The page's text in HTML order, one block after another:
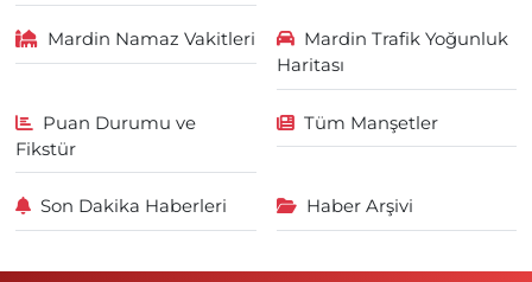
Mardin Namaz Vakitleri
Mardin Trafik Yoğunluk
Haritası
Puan Durumu ve
Fikstür
Tüm Manşetler
Son Dakika Haberleri Haber Arşivi